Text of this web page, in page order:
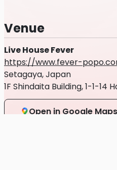
※別途1ドリンク代
■販売スケジュール
FC先行：5⽉9⽇(土)20:00〜5
PG先行：5⽉26⽇(火)20:00
一般販売：6⽉12⽇（⾦）
Venue
Live House Fever
https://www.fever-
Setagaya, Japan
1F Shindaita Building, 1-1-
Open in Google Maps